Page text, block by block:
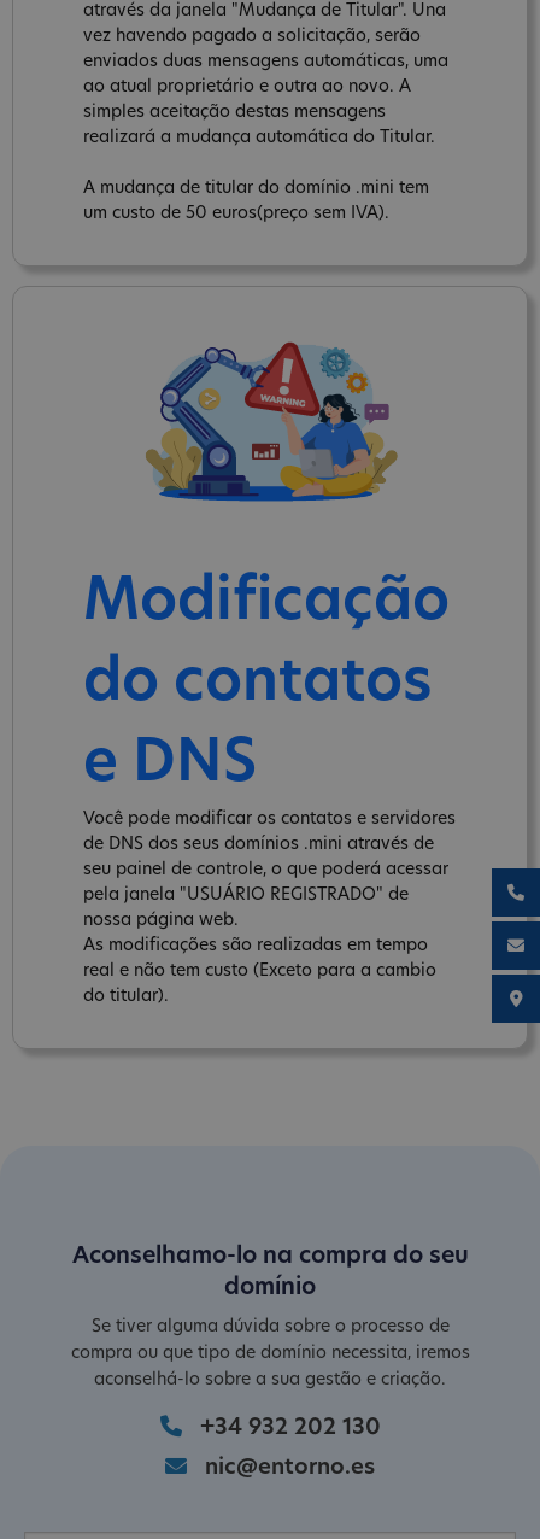
através da janela "Mudança de Titular". Una
vez havendo pagado a solicitação, serão
enviados duas mensagens automáticas, uma
ao atual proprietário e outra ao novo. A
simples aceitação destas mensagens
realizará a mudança automática do Titular.
A mudança de titular do domínio .mini tem
um custo de 50 euros(preço sem IVA).
Modificação
do contatos
e DNS
Você pode modificar os contatos e servidores
de DNS dos seus domínios .mini através de
seu painel de controle, o que poderá acessar
pela janela "USUÁRIO REGISTRADO" de
nossa página web.
As modificações são realizadas em tempo
real e não tem custo (Exceto para a cambio
do titular).
Aconselhamo-lo na compra do seu
domínio
Se tiver alguma dúvida sobre o processo de
compra ou que tipo de domínio necessita, iremos
aconselhá-lo sobre a sua gestão e criação.
+34 932 202 130
nic@entorno.es